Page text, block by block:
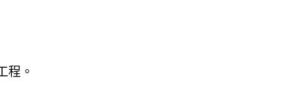
程。